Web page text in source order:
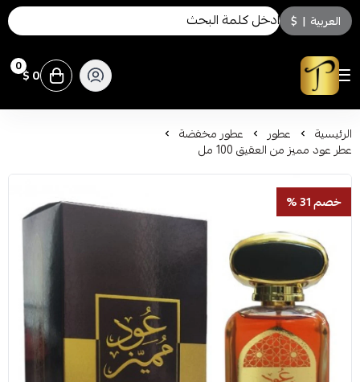
العربية |
$
توسكاني للعطور
0 0 $
الرئيسية عطور عطور مخفضة
عطر عود مميز من العقيق 100 مل
خصم 31 %